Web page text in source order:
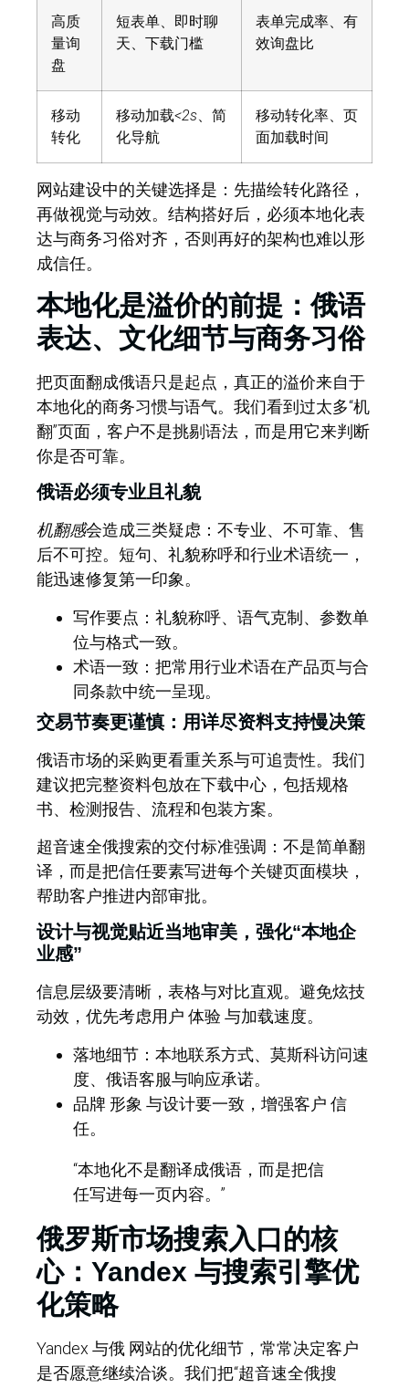
高质
量询
盘
短表单、即时聊
天、下载门槛
表单完成率、有
效询盘比
移动
转化
移动加载<2s、简
化导航
移动转化率、页
面加载时间
网站建设中的关键选择是：先描绘转化路径，
再做视觉与动效。结构搭好后，必须本地化表
达与商务习俗对齐，否则再好的架构也难以形
成信任。
本地化是溢价的前提：俄语
表达、文化细节与商务习俗
把页面翻成俄语只是起点，真正的溢价来自于
本地化的商务习惯与语气。 我们看到过太多“机
翻”页面，客户不是挑剔语法，而是用它来判断
你是否可靠。
俄语必须专业且礼貌
机翻感会造成三类疑虑：不专业、不可靠、售
后不可控。短句、礼貌称呼和行业术语统一，
能迅速修复第一印象。
写作要点：礼貌称呼、语气克制、参数单
位与格式一致。
术语一致：把常用行业术语在产品页与合
同条款中统一呈现。
交易节奏更谨慎：用详尽资料支持慢决策
俄语市场的采购更看重关系与可追责性。我们
建议把完整资料包放在下载中心，包括规格
书、检测报告、流程和包装方案。
超音速全俄搜索的交付标准强调：不是简单翻
译，而是把信任要素写进每个关键页面模块，
帮助客户推进内部审批。
设计与视觉贴近当地审美，强化“本地企
业感”
信息层级要清晰，表格与对比直观。避免炫技
动效，优先考虑用户 体验 与加载速度。
落地细节：本地联系方式、莫斯科访问速
度、俄语客服与响应承诺。
品牌 形象 与设计要一致，增强客户 信
任。
“本地化不是翻译成俄语，而是把信
任写进每一页内容。”
俄罗斯市场搜索入口的核
心：Yandex 与搜索引擎优
化策略
Yandex 与俄 网站的优化细节，常常决定客户
是否愿意继续洽谈。我们把“超音速全俄搜